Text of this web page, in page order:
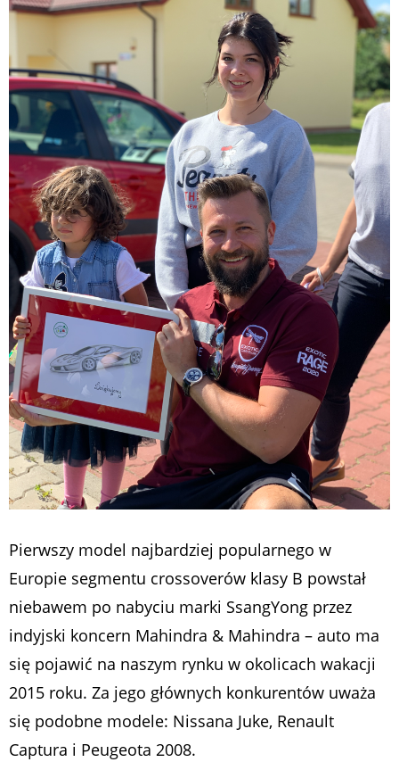
Pierwszy model najbardziej popularnego w
Europie segmentu crossoverów klasy B powstał
niebawem po nabyciu marki SsangYong przez
indyjski koncern Mahindra & Mahindra – auto ma
się pojawić na naszym rynku w okolicach wakacji
2015 roku. Za jego głównych konkurentów uważa
się podobne modele: Nissana Juke, Renault
Captura i Peugeota 2008.